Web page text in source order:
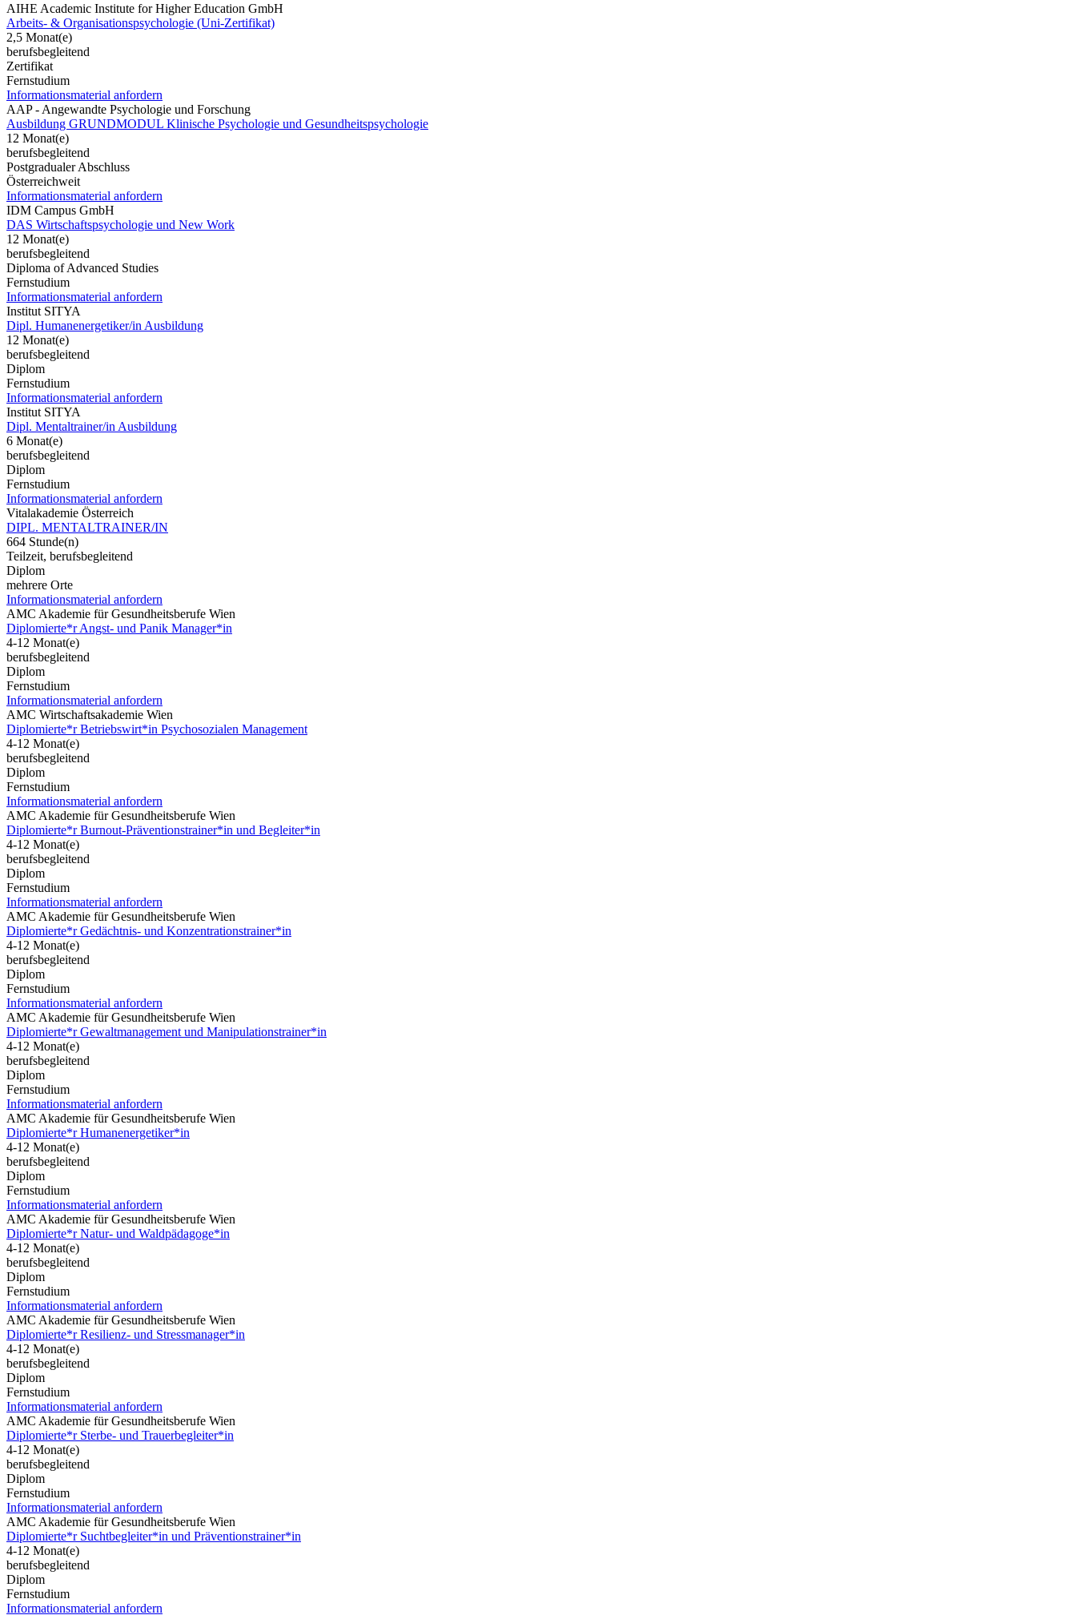
AIHE Academic Institute for Higher Education GmbH
Arbeits- & Organisationspsychologie (Uni-Zertifikat)
2,5 Monat(e)
berufsbegleitend
Zertifikat
Fernstudium
Informationsmaterial anfordern
AAP - Angewandte Psychologie und Forschung
Ausbildung GRUNDMODUL Klinische Psychologie und Gesundheitspsychologie
12 Monat(e)
berufsbegleitend
Postgradualer Abschluss
Österreichweit
Informationsmaterial anfordern
IDM Campus GmbH
DAS Wirtschaftspsychologie und New Work
12 Monat(e)
berufsbegleitend
Diploma of Advanced Studies
Fernstudium
Informationsmaterial anfordern
Institut SITYA
Dipl. Humanenergetiker/in Ausbildung
12 Monat(e)
berufsbegleitend
Diplom
Fernstudium
Informationsmaterial anfordern
Institut SITYA
Dipl. Mentaltrainer/in Ausbildung
6 Monat(e)
berufsbegleitend
Diplom
Fernstudium
Informationsmaterial anfordern
Vitalakademie Österreich
DIPL. MENTALTRAINER/IN
664 Stunde(n)
Teilzeit, berufsbegleitend
Diplom
mehrere Orte
Informationsmaterial anfordern
AMC Akademie für Gesundheitsberufe Wien
Diplomierte*r Angst- und Panik Manager*in
4-12 Monat(e)
berufsbegleitend
Diplom
Fernstudium
Informationsmaterial anfordern
AMC Wirtschaftsakademie Wien
Diplomierte*r Betriebswirt*in Psychosozialen Management
4-12 Monat(e)
berufsbegleitend
Diplom
Fernstudium
Informationsmaterial anfordern
AMC Akademie für Gesundheitsberufe Wien
Diplomierte*r Burnout-Präventionstrainer*in und Begleiter*in
4-12 Monat(e)
berufsbegleitend
Diplom
Fernstudium
Informationsmaterial anfordern
AMC Akademie für Gesundheitsberufe Wien
Diplomierte*r Gedächtnis- und Konzentrationstrainer*in
4-12 Monat(e)
berufsbegleitend
Diplom
Fernstudium
Informationsmaterial anfordern
AMC Akademie für Gesundheitsberufe Wien
Diplomierte*r Gewaltmanagement und Manipulationstrainer*in
4-12 Monat(e)
berufsbegleitend
Diplom
Fernstudium
Informationsmaterial anfordern
AMC Akademie für Gesundheitsberufe Wien
Diplomierte*r Humanenergetiker*in
4-12 Monat(e)
berufsbegleitend
Diplom
Fernstudium
Informationsmaterial anfordern
AMC Akademie für Gesundheitsberufe Wien
Diplomierte*r Natur- und Waldpädagoge*in
4-12 Monat(e)
berufsbegleitend
Diplom
Fernstudium
Informationsmaterial anfordern
AMC Akademie für Gesundheitsberufe Wien
Diplomierte*r Resilienz- und Stressmanager*in
4-12 Monat(e)
berufsbegleitend
Diplom
Fernstudium
Informationsmaterial anfordern
AMC Akademie für Gesundheitsberufe Wien
Diplomierte*r Sterbe- und Trauerbegleiter*in
4-12 Monat(e)
berufsbegleitend
Diplom
Fernstudium
Informationsmaterial anfordern
AMC Akademie für Gesundheitsberufe Wien
Diplomierte*r Suchtbegleiter*in und Präventionstrainer*in
4-12 Monat(e)
berufsbegleitend
Diplom
Fernstudium
Informationsmaterial anfordern